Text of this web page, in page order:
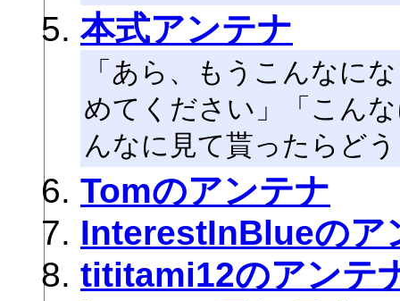
本式アンテナ
「あら、もうこんなに
めてください」「こん
んなに見て貰ったらど
Tomのアンテナ
InterestInBlueのア
tititami12のアンテ